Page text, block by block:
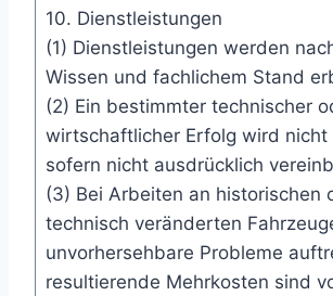
10. Dienstleistungen
(1) Dienstleistungen werden
Wissen und fachlichem Stand
(2) Ein bestimmter technischer
wirtschaftlicher Erfolg wird nicht
sofern nicht ausdrücklich
(3) Bei Arbeiten an historischen
technisch veränderten
unvorhersehbare Probleme
resultierende Mehrkosten sind